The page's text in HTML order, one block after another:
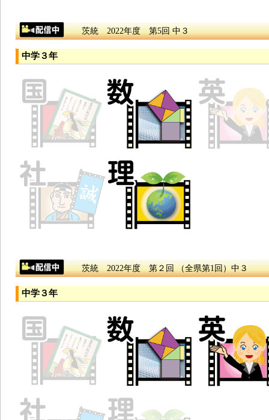
茨統 2022年度 第5回 中３
中学３年
茨統 2022年度 第２回 （全県第1回）中３
中学３年